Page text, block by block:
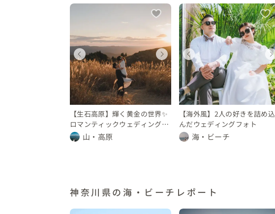
ウェディングフォト
和歌山県
〜 10 万円
ウェディングフォト
和歌山県
〜 10 万円
【生石高原】輝く黄金の世界✨
ロマンティックウェディングフ
ォト山・高原
ウェディングフォト
神奈川県
10 〜 30 万円
ウェディングフォト
神奈川県
10 〜 30 万円
【海外風】2人の好きを詰め込
んだウェディングフォト
海・ビーチ
神奈川県の海・ビーチレポート